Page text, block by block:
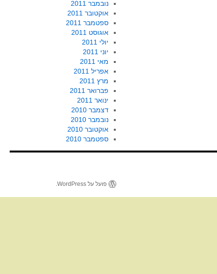
נובמבר 2011
אוקטובר 2011
ספטמבר 2011
אוגוסט 2011
יולי 2011
יוני 2011
מאי 2011
אפריל 2011
מרץ 2011
פברואר 2011
ינואר 2011
דצמבר 2010
נובמבר 2010
אוקטובר 2010
ספטמבר 2010
פועל על WordPress.